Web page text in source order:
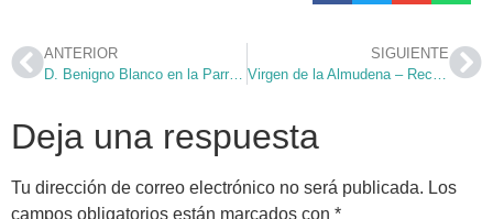
ANTERIOR
D. Benigno Blanco en la Parroquia
SIGUIENTE
Virgen de la Almudena – Recursos
Deja una respuesta
Tu dirección de correo electrónico no será publicada. Los
campos obligatorios están marcados con *